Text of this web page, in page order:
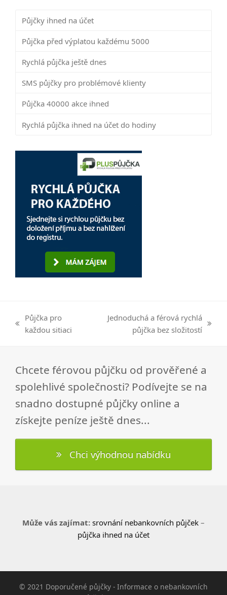
Půjčky ihned na účet
Půjčka před výplatou každému 5000
Rychlá půjčka ještě dnes
SMS půjčky pro problémové klienty
Půjčka 40000 akce ihned
Rychlá půjčka ihned na účet do hodiny
previous
Půjčka pro
každou sitiaci
Jednoduchá a férová rychlá
půjčka bez složitostí
Chcete férovou půjčku od prověřené a
spolehlivé společnosti? Podívejte se na
snadno dostupné půjčky online a
získejte peníze ještě dnes...
Chci výhodnou nabídku
Může vás zajímat: srovnání nebankovních půjček –
půjčka ihned na účet
© 2021 Doporučené půjčky - Informace o nebankovních